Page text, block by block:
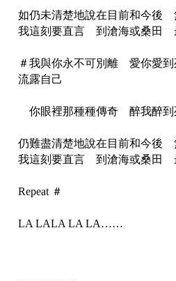
如仍未清楚地說在目前和今後
我這刻要直言 到滄海或桑田
＃我與你永不可別離 愛你愛
流露自己
你眼裡那種種傳奇 醉我醉
仍難盡清楚地說在目前和今後
我這刻要直言 到滄海或桑田
Repeat ＃
LA LALA LA LA……